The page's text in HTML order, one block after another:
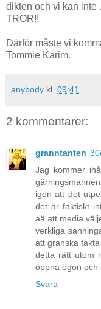
dikten och vi kan inte
TROR!!
Därför måste vi
Tommie Karim.
anybody kl. 09:41
2 kommentarer:
granntanten
Jag kommer
igen att det
det är faktiskt
aä att media
verkliga
att granska
detta rätt utom
öppna ögon och
Svara